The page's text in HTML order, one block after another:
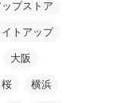
プストア
イトアップ
大阪
桜 横浜